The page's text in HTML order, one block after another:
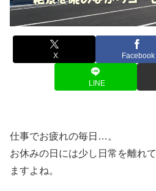
X Facebook
LINE
仕事でお疲れの毎日…。
お休みの日には少し日常を離れて
ますよね。